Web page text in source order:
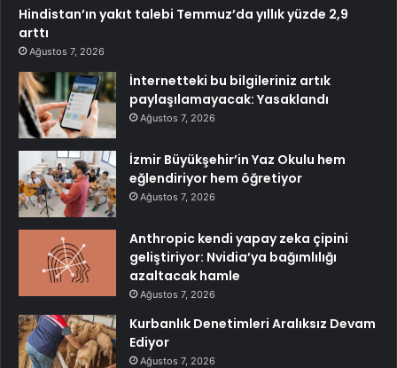
Hindistan’ın yakıt talebi Temmuz’da yıllık yüzde 2,9
arttı
Ağustos 7, 2026
İnternetteki bu bilgileriniz artık
paylaşılamayacak: Yasaklandı
Ağustos 7, 2026
İzmir Büyükşehir’in Yaz Okulu hem
eğlendiriyor hem öğretiyor
Ağustos 7, 2026
Anthropic kendi yapay zeka çipini
geliştiriyor: Nvidia’ya bağımlılığı
azaltacak hamle
Ağustos 7, 2026
Kurbanlık Denetimleri Aralıksız Devam
Ediyor
Ağustos 7, 2026